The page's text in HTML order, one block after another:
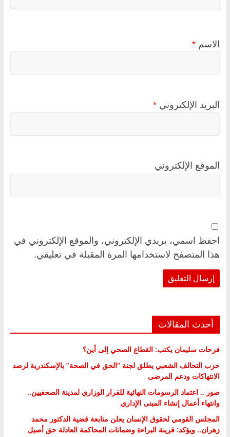
الاسم *
البريد الإلكتروني *
الموقع الإلكتروني
احفظ اسمي، بريدي الإلكتروني، والموقع الإلكتروني في
هذا المتصفح لاستخدامها المرة المقبلة في تعليقي.
أحدث المقالات
فرحات سليمان يكتب: القطاع الصحي إلى أين؟
حزب التحالف الشعبي يطلق لجنة “الحق في الصحة” بالإسكندرية لرصد
الانتهاكات ودعم المرضى
صور .. اعتماد الرسومات النهائية للقرار الوزاري لمدينة الصحفيين..
وانتهاء أعمال إنشاء المبنى الإداري
المجلس القومي لحقوق الإنسان يعلن متابعة قضية الدكتور محمد
زهران.. ويؤكد: قرينة البراءة وضمانات المحاكمة العادلة حق أصيل